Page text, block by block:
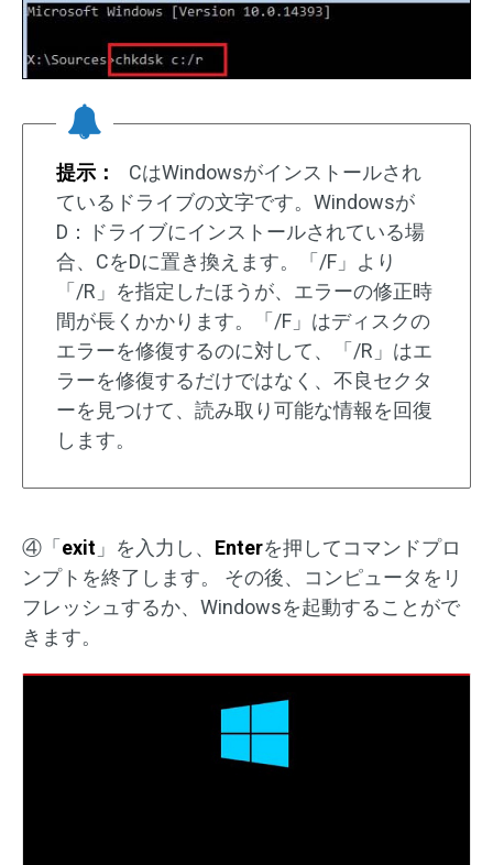
提示：
CはWindowsがインストールされ
ているドライブの文字です。Windowsが
D：ドライブにインストールされている場
合、CをDに置き換えます。「/F」より
「/R」を指定したほうが、エラーの修正時
間が長くかかります。「/F」はディスクの
エラーを修復するのに対して、「/R」はエ
ラーを修復するだけではなく、不良セクタ
ーを見つけて、読み取り可能な情報を回復
します。
④「 exit 」を入力し、 Enterを押してコマンドプロ
ンプトを終了します。 その後、コンピュータをリ
フレッシュするか、Windowsを起動することがで
きます。